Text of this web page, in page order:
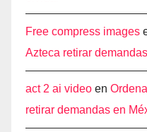
Free compress images
Azteca retirar
act 2 ai video en
retirar demandas en